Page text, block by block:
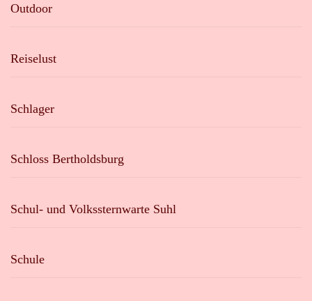
Outdoor
Reiselust
Schlager
Schloss Bertholdsburg
Schul- und Volkssternwarte Suhl
Schule